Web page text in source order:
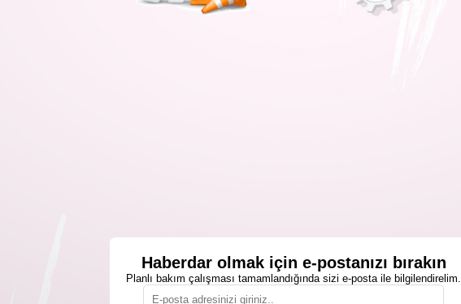
Haberdar olmak için e-postanızı bırakın
Planlı bakım çalışması tamamlandığında sizi e-posta ile bilgilendirelim.